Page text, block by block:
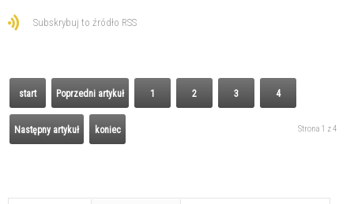
Subskrybuj to źródło RSS
start Poprzedni artykuł 1 2 3 4
Następny artykuł koniec Strona 1 z 4